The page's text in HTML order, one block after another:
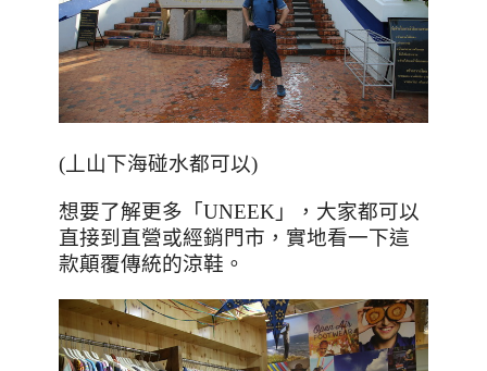
(丄山下海碰水都可以)
想要了解更多「 UNEEK 」，大家都可以
直接到直營或經銷門市，實地看一下這
款顛覆傳統的涼鞋。